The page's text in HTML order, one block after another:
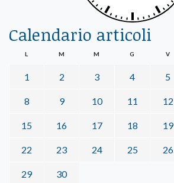
Calendario articoli
L M M G V
1 2 3 4 5
8 9 10 11 12
15 16 17 18 19
22 23 24 25 26
29 30